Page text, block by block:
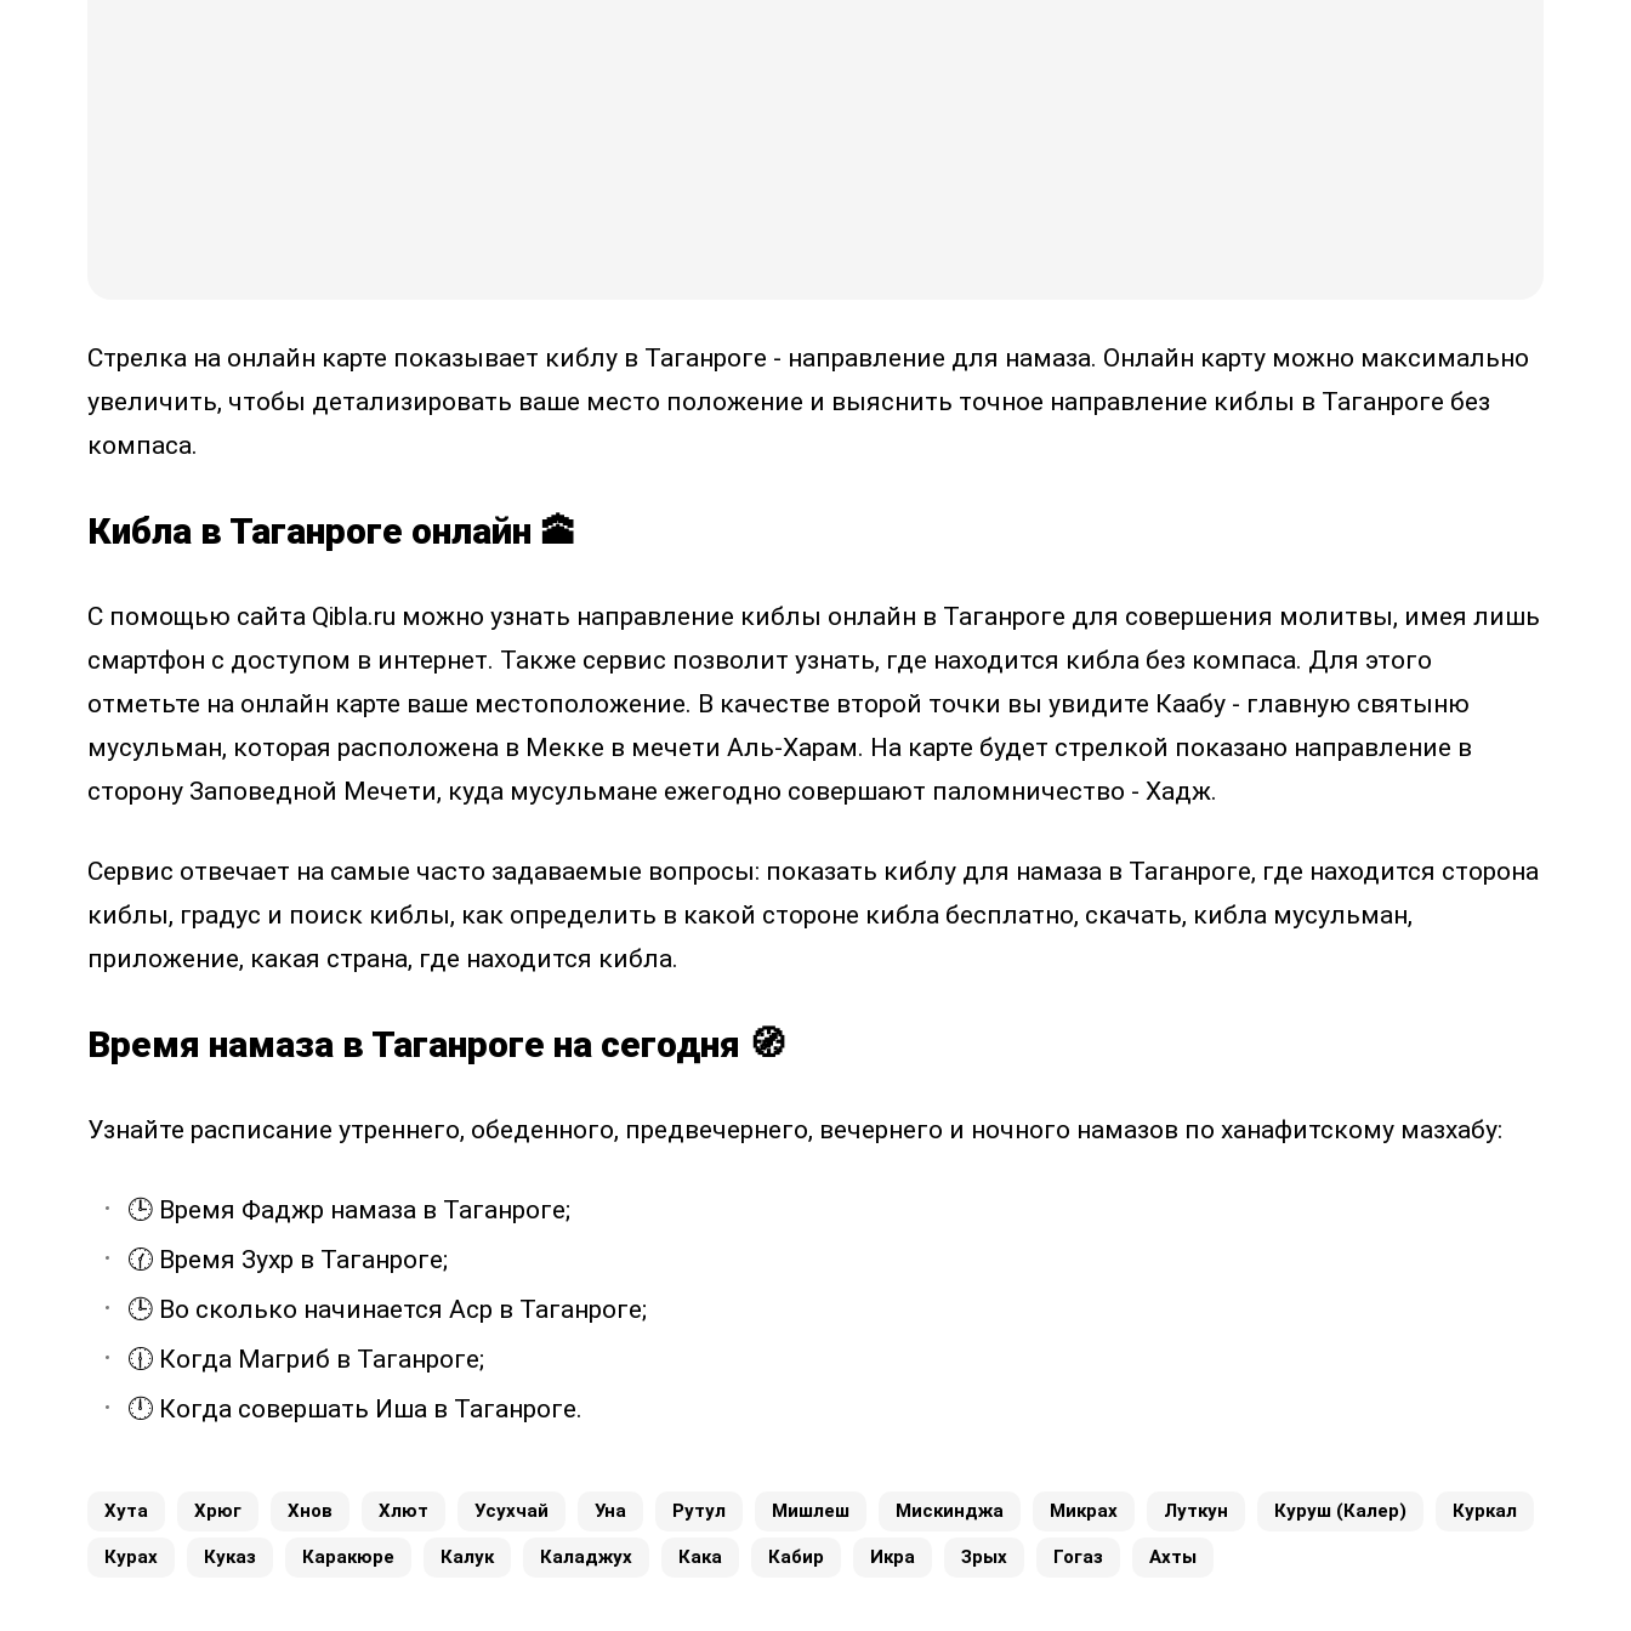
Стрелка на онлайн карте показывает киблу в Таганроге - направление для намаза. Онлайн карту можно максимально
увеличить, чтобы детализировать ваше место положение и выяснить точное направление киблы в Таганроге без
компаса.
Кибла в Таганроге онлайн 🕋
С помощью сайта Qibla.ru можно узнать направление киблы онлайн в Таганроге для совершения молитвы, имея лишь
смартфон с доступом в интернет. Также сервис позволит узнать, где находится кибла без компаса. Для этого
отметьте на онлайн карте ваше местоположение. В качестве второй точки вы увидите Каабу - главную святыню
мусульман, которая расположена в Мекке в мечети Аль-Харам. На карте будет стрелкой показано направление в
сторону Заповедной Мечети, куда мусульмане ежегодно совершают паломничество - Хадж.
Сервис отвечает на самые часто задаваемые вопросы: показать киблу для намаза в Таганроге, где находится сторона
киблы, градус и поиск киблы, как определить в какой стороне кибла бесплатно, скачать, кибла мусульман,
приложение, какая страна, где находится кибла.
Время намаза в Таганроге на сегодня 🧭
Узнайте расписание утреннего, обеденного, предвечернего, вечернего и ночного намазов по ханафитскому мазхабу:
🕒 Время Фаджр намаза в Таганроге;
🕜 Время Зухр в Таганроге;
🕒 Во сколько начинается Аср в Таганроге;
🕧 Когда Магриб в Таганроге;
🕛 Когда совершать Иша в Таганроге.
Хута Хрюг Хнов Хлют Усухчай Уна Рутул Мишлеш Мискинджа Микрах Луткун Куруш (Калер) Куркал
Курах Куказ Каракюре Калук Каладжух Кака Кабир Икра Зрых Гогаз Ахты